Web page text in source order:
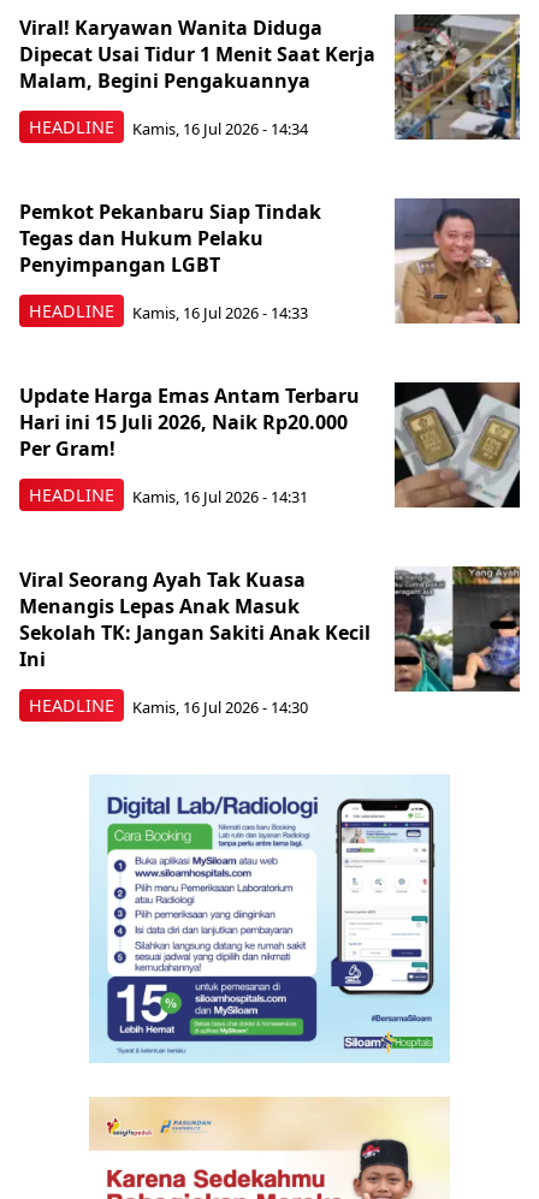
HEADLINE
Viral! Karyawan Wanita Diduga
Dipecat Usai Tidur 1 Menit Saat Kerja
Malam, Begini Pengakuannya
Kamis, 16 Jul 2026 - 14:34
HEADLINE
Pemkot Pekanbaru Siap Tindak
Tegas dan Hukum Pelaku
Penyimpangan LGBT
Kamis, 16 Jul 2026 - 14:33
HEADLINE
Update Harga Emas Antam Terbaru
Hari ini 15 Juli 2026, Naik Rp20.000
Per Gram!
Kamis, 16 Jul 2026 - 14:31
HEADLINE
Viral Seorang Ayah Tak Kuasa
Menangis Lepas Anak Masuk
Sekolah TK: Jangan Sakiti Anak Kecil
Ini
Kamis, 16 Jul 2026 - 14:30